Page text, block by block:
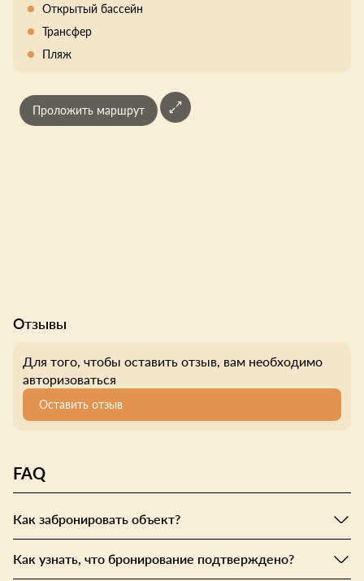
Открытый бассейн
Трансфер
Пляж
Проложить маршрут
Отзывы
Для того, чтобы оставить отзыв, вам необходимо
авторизоваться
Оставить отзыв
FAQ
Как забронировать объект?
Как узнать, что бронирование подтверждено?